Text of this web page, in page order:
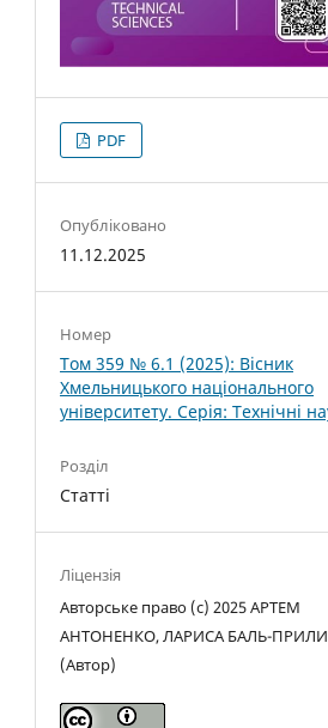
PDF
Опубліковано
11.12.2025
Номер
Том 359 № 6.1 (2025): Вісник
Хмельницького національного
університету. Серія: Технічні
Розділ
Статті
Ліцензія
Авторське право (c) 2025 АРТЕМ
АНТОНЕНКО, ЛАРИСА БАЛЬ-
(Автор)